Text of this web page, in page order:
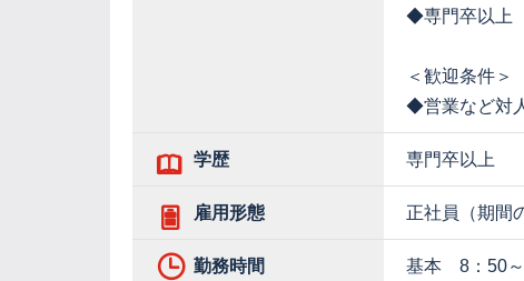
◆専門卒以上
＜歓迎条件＞
◆営業など対
学歴 専門卒以上
雇用形態 正社員（期間
勤務時間
基本 8：50～